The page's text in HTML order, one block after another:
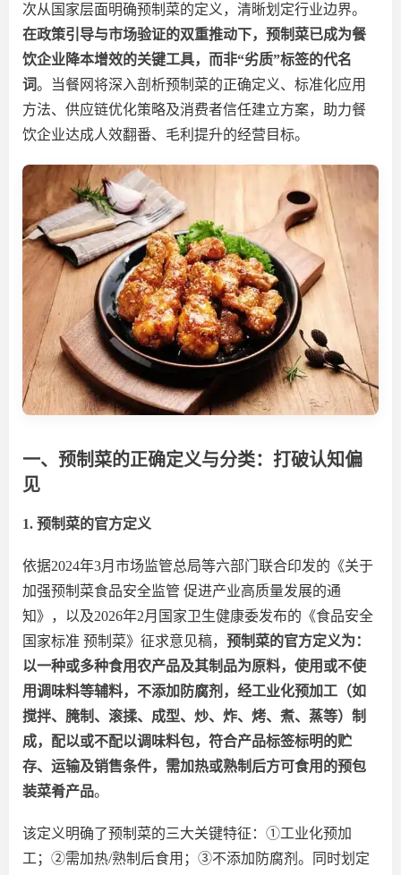
次从国家层面明确预制菜的定义，清晰划定行业边界。
在政策引导与市场验证的双重推动下，预制菜已成为餐
饮企业降本增效的关键工具，而非“劣质”标签的代名
词。当餐网将深入剖析预制菜的正确定义、标准化应用
方法、供应链优化策略及消费者信任建立方案，助力餐
饮企业达成人效翻番、毛利提升的经营目标。
一、预制菜的正确定义与分类：打破认知偏
见
1. 预制菜的官方定义
依据2024年3月市场监管总局等六部门联合印发的《关于
加强预制菜食品安全监管 促进产业高质量发展的通
知》 ，以及2026年2月国家卫生健康委发布的《食品安全
国家标准 预制菜》征求意见稿， 预制菜的官方定义为：
以一种或多种食用农产品及其制品为原料，使用或不使
用调味料等辅料，不添加防腐剂，经工业化预加工（如
搅拌、腌制、滚揉、成型、炒、炸、烤、煮、蒸等）制
成，配以或不配以调味料包，符合产品标签标明的贮
存、运输及销售条件， 需加热或熟制后方可食用的预包
装菜肴产品。
该定义明确了预制菜的三大关键特征： ①工业化预加
工；②需加热/熟制后食用；③不添加防腐剂。同时划定